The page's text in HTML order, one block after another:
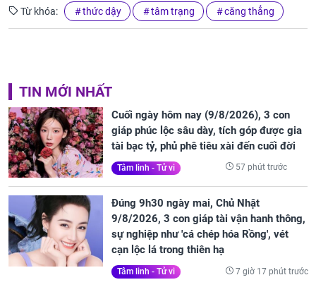
Từ khóa: thức dậy tâm trạng căng thẳng
TIN MỚI NHẤT
Cuối ngày hôm nay (9/8/2026), 3 con
giáp phúc lộc sâu dày, tích góp được gia
tài bạc tỷ, phủ phê tiêu xài đến cuối đời
Tâm linh - Tử vi 57 phút trước
Đúng 9h30 ngày mai, Chủ Nhật
9/8/2026, 3 con giáp tài vận hanh thông,
sự nghiệp như 'cá chép hóa Rồng', vét
cạn lộc lá trong thiên hạ
Tâm linh - Tử vi 7 giờ 17 phút trước